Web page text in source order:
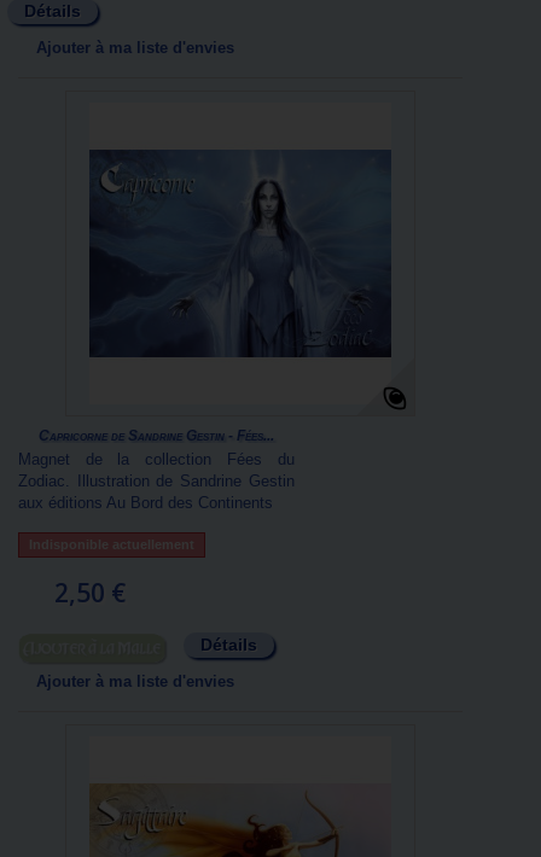
Détails
Ajouter à ma liste d'envies
Capricorne de Sandrine Gestin - Fées...
Magnet de la collection Fées du
Zodiac. Illustration de Sandrine Gestin
aux éditions Au Bord des Continents
Indisponible actuellement
2,50 €
Détails
Ajouter à ma liste d'envies